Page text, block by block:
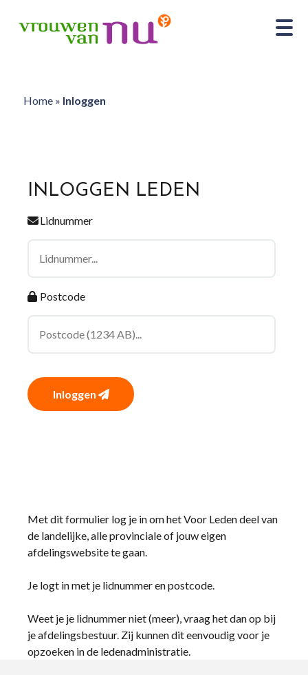
Home» Inloggen
INLOGGEN LEDEN
Lidnummer
Postcode
Inloggen
Met dit formulier log je in om het Voor Leden deel van
de landelijke, alle provinciale of jouw eigen
afdelingswebsite te gaan.
Je logt in met je lidnummer en postcode.
Weet je je lidnummer niet (meer), vraag het dan op bij
je afdelingsbestuur. Zij kunnen dit eenvoudig voor je
opzoeken in de ledenadministratie.